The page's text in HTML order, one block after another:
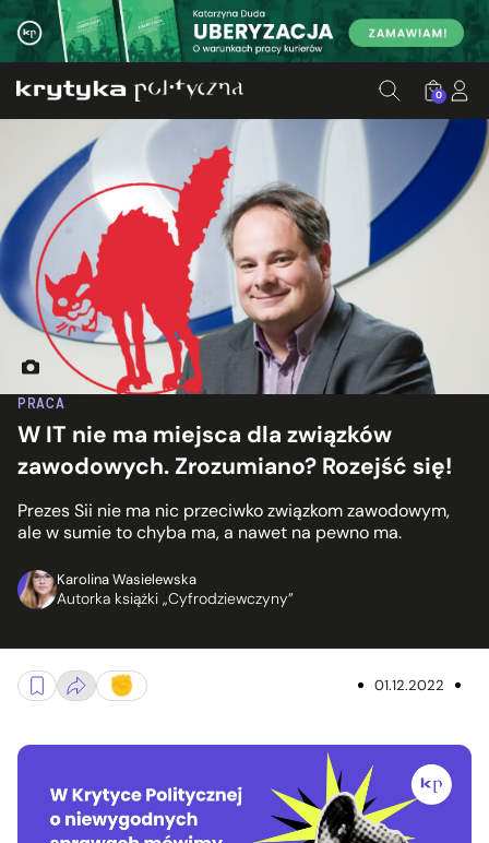
0
PRACA
W IT nie ma miejsca dla związków
zawodowych. Zrozumiano? Rozejść się!
Prezes Sii nie ma nic przeciwko związkom zawodowym,
ale w sumie to chyba ma, a nawet na pewno ma.
Karolina Wasielewska
Autorka książki „Cyfrodziewczyny”
Prezes Sio Polska Nitot Gregoire. Fot. Sii editor/Wikimedia
01.12.2022